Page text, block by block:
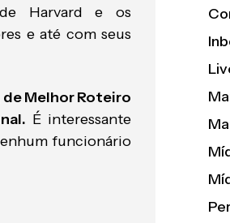
Harvard e os
e até com seus
de Melhor Roteiro
É interessante
funcionário